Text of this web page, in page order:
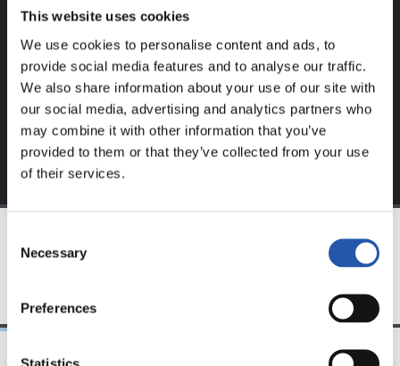
This website uses cookies
We use cookies to personalise content and ads, to
provide social media features and to analyse our traffic.
We also share information about your use of our site with
our social media, advertising and analytics partners who
may combine it with other information that you’ve
provided to them or that they’ve collected from your use
of their services.
Selection
Necessary
Preferences
Statistics
nuestra web.
Regístrate haciendo clic en elLoginy disfruta de
contenido exclusivo para ti.